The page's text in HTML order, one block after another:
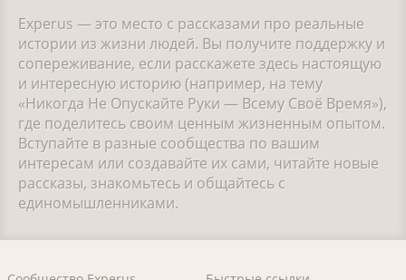
Experus — это место с рассказами про реальные
истории из жизни людей. Вы получите поддержку и
сопереживание, если расскажете здесь настоящую
и интересную историю (например, на тему
«Никогда Не Опускайте Руки — Всему Своё Время»),
где поделитесь своим ценным жизненным опытом.
Вступайте в разные сообщества по вашим
интересам или создавайте их сами, читайте новые
рассказы, знакомьтесь и общайтесь с
единомышленниками.